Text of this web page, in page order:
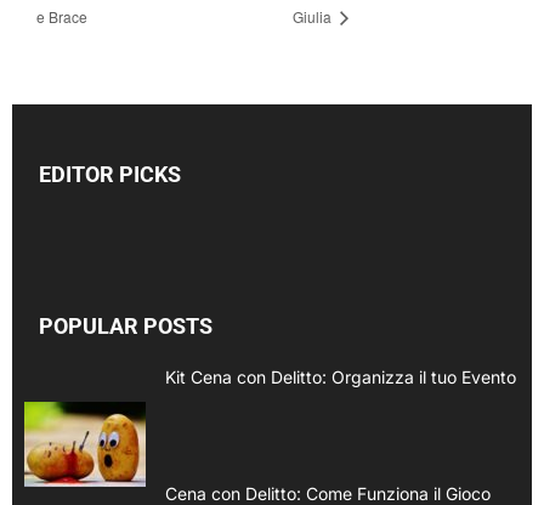
e Brace
Giulia
EDITOR PICKS
POPULAR POSTS
Kit Cena con Delitto: Organizza il tuo Evento
Cena con Delitto: Come Funziona il Gioco